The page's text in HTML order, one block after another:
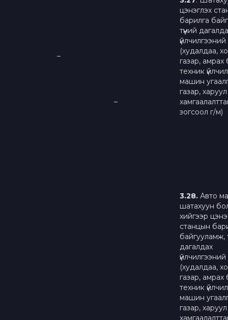
–
–
цэнэглэх
барилга
түүний
(худалдаа,
газар, амрах
техник
машин
газар, харуул
зогсоол г/м)
3.28. Авто
шатахуун
хийгээр
станцын
байгууламж,
дагалдах
(худалдаа,
газар, амрах
техник
машин
газар, харуул